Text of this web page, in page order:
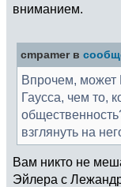
вниманием.
cmpamer в
Впрочем, может
Гаусса, чем то,
взглянуть на
Вам никто не
Эйлера с